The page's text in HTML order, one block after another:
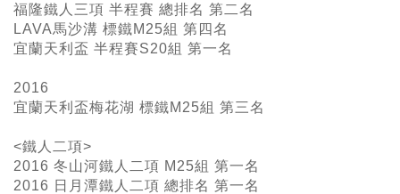
福隆鐵人三項 半程賽 總排名 第二名
LAVA馬沙溝 標鐵M25組 第四名
宜蘭天利盃 半程賽S20組 第一名
2016
宜蘭天利盃梅花湖 標鐵M25組 第三名
<鐵人二項>
2016 冬山河鐵人二項 M25組 第一名
2016 日月潭鐵人二項 總排名 第一名